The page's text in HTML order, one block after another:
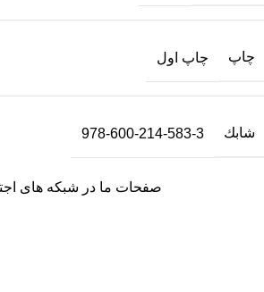
چاپ چاپ اول
شابك 978-600-214-583-3
صفحات ما در شبکه های